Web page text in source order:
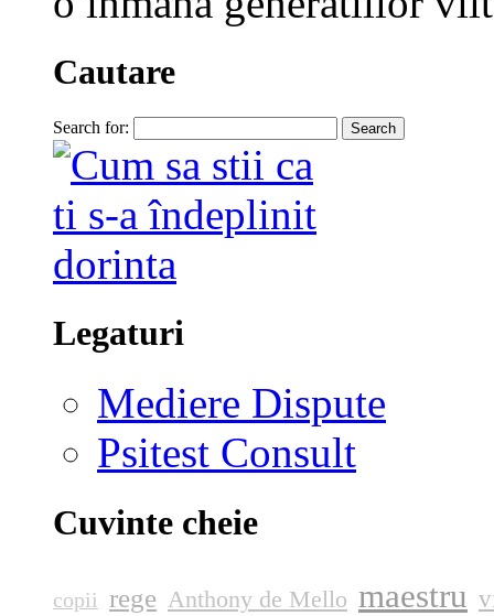
Cautare
Search for:
Legaturi
Mediere Dispute
Psitest Consult
Cuvinte cheie
copii rege Anthony de Mello maestru